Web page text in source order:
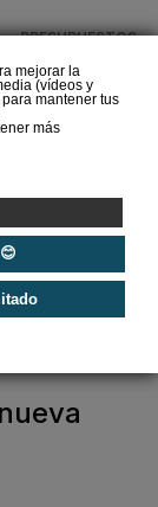
mejorar la
(vídeos y
mantener tus
más
PRESUPUESTOS